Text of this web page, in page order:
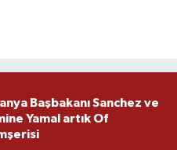
Başbakanı Sanchez ve
Yamal artık Of